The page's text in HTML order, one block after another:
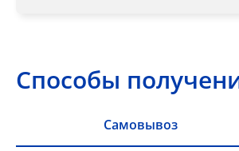
Способы
Самовывоз